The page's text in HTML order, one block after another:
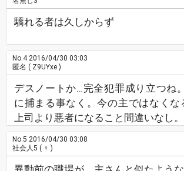
驕れる者は久しからず
No.42016/04/30 03:03
匿名 ( Z9UYxe )
デスノートか…完全犯罪成り立つね
に捕まる事なく。今の主ではなく
上司より悪者になること間違いなし。
No.5 2016/04/30 03:08
社会人5 ( ♀ )